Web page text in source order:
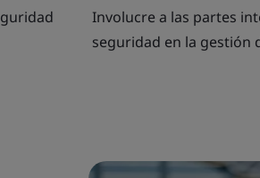
Involucre a las partes
seguridad en la gestión